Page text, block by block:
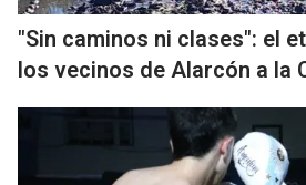
"Sin caminos ni clases": el
los vecinos de Alarcón a la